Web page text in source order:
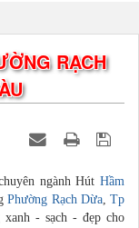
RẠCH
ngành Hút Hầm
Phường Rạch Dừa, Tp
xanh - sạch - đẹp cho